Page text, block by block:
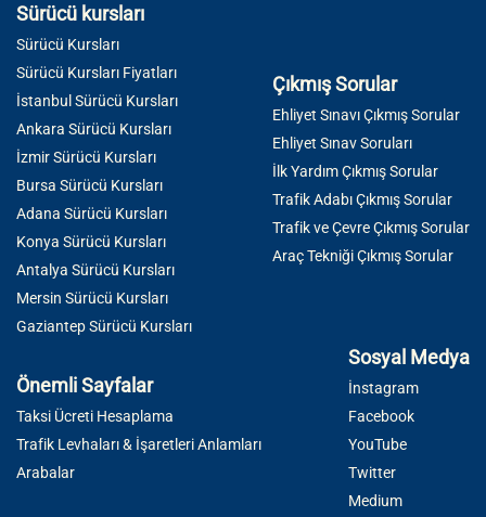
Sürücü kursları
Sürücü Kursları
Sürücü Kursları Fiyatları
İstanbul Sürücü Kursları
Ankara Sürücü Kursları
İzmir Sürücü Kursları
Bursa Sürücü Kursları
Adana Sürücü Kursları
Konya Sürücü Kursları
Antalya Sürücü Kursları
Mersin Sürücü Kursları
Gaziantep Sürücü Kursları
Çıkmış Sorular
Ehliyet Sınavı Çıkmış Sorular
Ehliyet Sınav Soruları
İlk Yardım Çıkmış Sorular
Trafik Adabı Çıkmış Sorular
Trafik ve Çevre Çıkmış Sorular
Araç Tekniği Çıkmış Sorular
Önemli Sayfalar
Taksi Ücreti Hesaplama
Trafik Levhaları & İşaretleri Anlamları
Arabalar
Sosyal Medya
İnstagram
Facebook
YouTube
Twitter
Medium